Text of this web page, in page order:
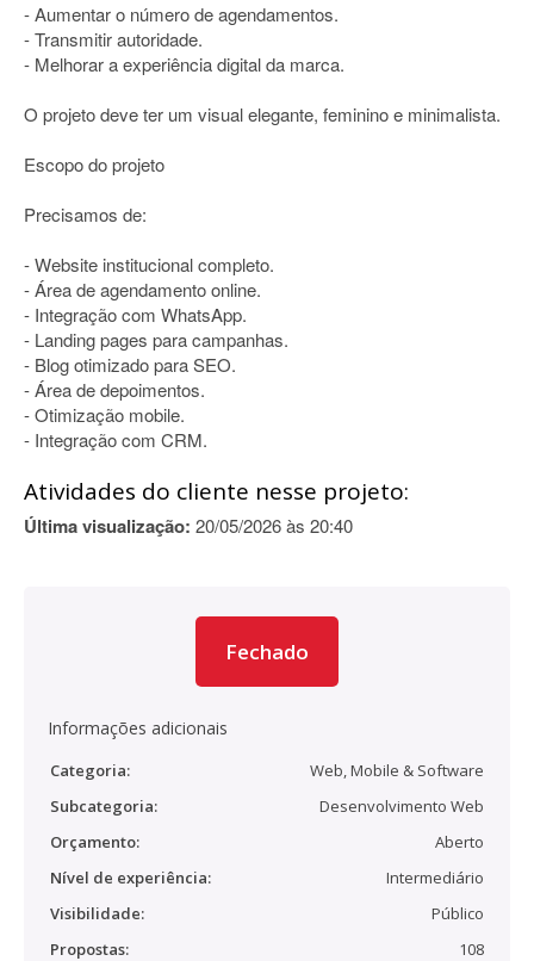
- Aumentar o número de agendamentos.
- Transmitir autoridade.
- Melhorar a experiência digital da marca.
O projeto deve ter um visual elegante, feminino e minimalista.
Escopo do projeto
Precisamos de:
- Website institucional completo.
- Área de agendamento online.
- Integração com WhatsApp.
- Landing pages para campanhas.
- Blog otimizado para SEO.
- Área de depoimentos.
- Otimização mobile.
- Integração com CRM.
Atividades do cliente nesse projeto:
Última visualização: 20/05/2026 às 20:40
Fechado
Informações adicionais
Categoria:
Web, Mobile & Software
Subcategoria:
Desenvolvimento Web
Orçamento:
Aberto
Nível de experiência:
Intermediário
Visibilidade:
Público
Propostas:
108